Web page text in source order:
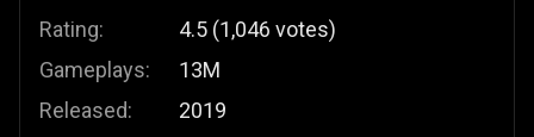
Rating:
Gameplays:
Released:
4.5 (1,046 votes)
13M
2019